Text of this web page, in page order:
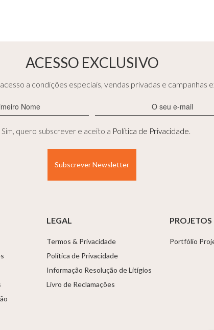
ACESSO EXCLUSIVO
a condições especiais, vendas privadas e campanhas
Primeiro
Nome
(Obrigatório)
mail
(Obrigatório)
Privacidade
Sim, quero subscrever e aceito a Política de Privacidade.
LEGAL
Termos & Privacidade
Política de Privacidade
Informação Resolução de Litígios
Livro de Reclamações
PROJETOS
Portfólio